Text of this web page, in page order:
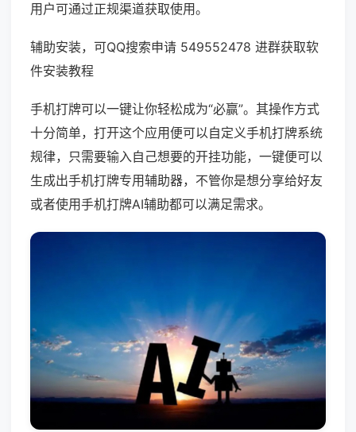
用户可通过正规渠道获取使用。
辅助安装，可QQ搜索申请 549552478 进群获取软
件安装教程
手机打牌可以一键让你轻松成为“必赢”。其操作方式
十分简单，打开这个应用便可以自定义手机打牌系统
规律，只需要输入自己想要的开挂功能，一键便可以
生成出手机打牌专用辅助器，不管你是想分享给好友
或者使用手机打牌AI辅助都可以满足需求。